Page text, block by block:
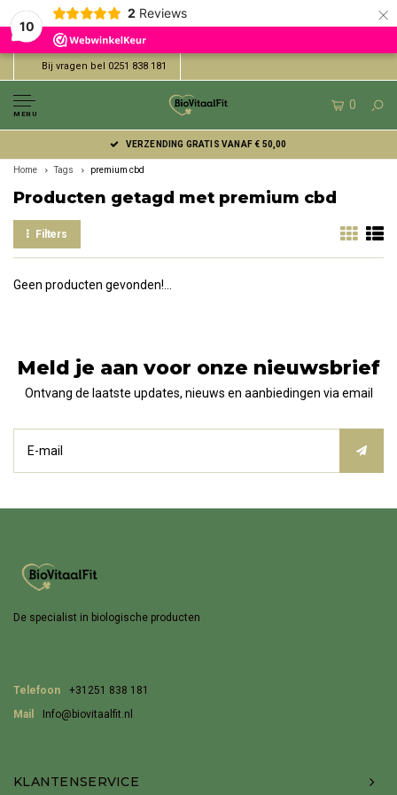
10
2 Reviews ×
Bij vragen bel 0251 838 181
MENU
0
VERZENDING GRATIS VANAF € 50,00
Home Tags premium cbd
Producten getagd met premium cbd
Filters
Geen producten gevonden!...
Meld je aan voor onze nieuwsbrief
Ontvang de laatste updates, nieuws en aanbiedingen via email
De specialist in biologische producten
Telefoon
+31251 838 181
Mail
Info@biovitaalfit.nl
KLANTENSERVICE